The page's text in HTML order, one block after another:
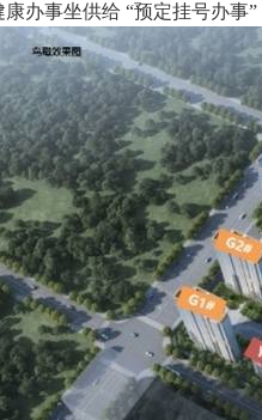
事坐供给 “预定挂号办事”